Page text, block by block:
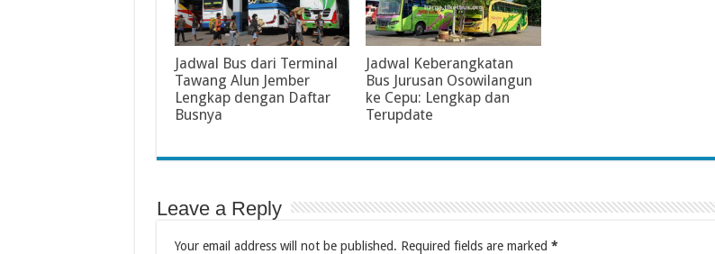
Jadwal Bus dari Terminal
Tawang Alun Jember
Lengkap dengan Daftar
Busnya
Jadwal Keberangkatan
Bus Jurusan Osowilangun
ke Cepu: Lengkap dan
Terupdate
Leave a Reply
Your email address will not be published. Required fields are marked *